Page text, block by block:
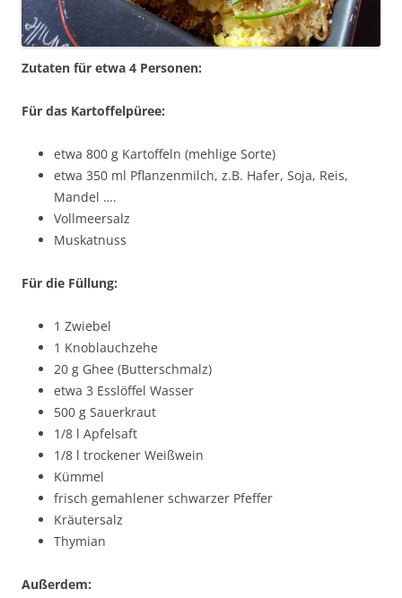
Zutaten für etwa 4 Personen:
Für das Kartoffelpüree:
etwa 800 g Kartoffeln (mehlige Sorte)
etwa 350 ml Pflanzenmilch, z.B. Hafer, Soja, Reis,
Mandel ….
Vollmeersalz
Muskatnuss
Für die Füllung:
1 Zwiebel
1 Knoblauchzehe
20 g Ghee (Butterschmalz)
etwa 3 Esslöffel Wasser
500 g Sauerkraut
1/8 l Apfelsaft
1/8 l trockener Weißwein
Kümmel
frisch gemahlener schwarzer Pfeffer
Kräutersalz
Thymian
Außerdem: